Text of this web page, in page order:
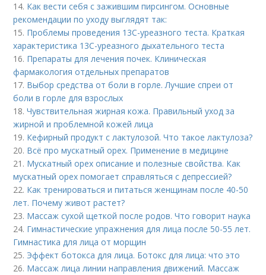
14. Как вести себя с зажившим пирсингом. Основные
рекомендации по уходу выглядят так:
15. Проблемы проведения 13С-уреазного теста. Краткая
характеристика 13С-уреазного дыхательного теста
16. Препараты для лечения почек. Клиническая
фармакология отдельных препаратов
17. Выбор средства от боли в горле. Лучшие спреи от
боли в горле для взрослых
18.Чувствительная жирная кожа. Правильный уход за
жирной и проблемной кожей лица
19. Кефирный продукт с лактулозой. Что такое лактулоза?
20. Всё про мускатный орех. Применение в медицине
21. Мускатный орех описание и полезные свойства. Как
мускатный орех помогает справляться с депрессией?
22. Как тренироваться и питаться женщинам после 40-50
лет. Почему живот растет?
23. Массаж сухой щеткой после родов. Что говорит наука
24. Гимнастические упражнения для лица после 50-55 лет.
Гимнастика для лица от морщин
25. Эффект ботокса для лица. Ботокс для лица: что это
26. Массаж лица линии направления движений. Массаж